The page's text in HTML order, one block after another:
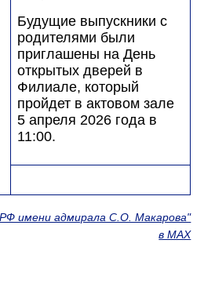
Будущие выпускники с
родителями были
приглашены на День
открытых дверей в
Филиале, который
пройдет в актовом зале
5 апреля 2026 года в
11:00.
имени адмирала С.О. Макарова"
в МАХ